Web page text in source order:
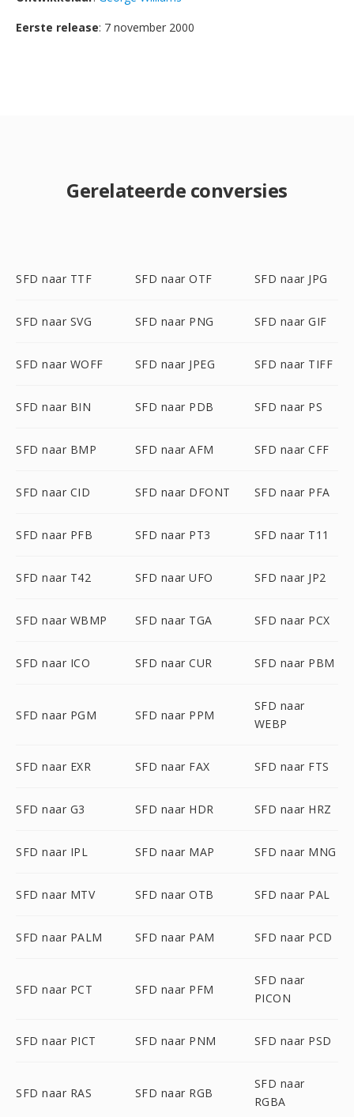
Eerste release: 7 november 2000
Gerelateerde conversies
SFD naar TTF SFD naar OTF SFD naar JPG
SFD naar SVG SFD naar PNG SFD naar GIF
SFD naar WOFF SFD naar JPEG SFD naar TIFF
SFD naar BIN SFD naar PDB SFD naar PS
SFD naar BMP SFD naar AFM SFD naar CFF
SFD naar CID SFD naar DFONT SFD naar PFA
SFD naar PFB SFD naar PT3 SFD naar T11
SFD naar T42 SFD naar UFO SFD naar JP2
SFD naar WBMP SFD naar TGA SFD naar PCX
SFD naar ICO SFD naar CUR SFD naar PBM
SFD naar PGM SFD naar PPM
SFD naar
WEBP
SFD naar EXR SFD naar FAX SFD naar FTS
SFD naar G3 SFD naar HDR SFD naar HRZ
SFD naar IPL SFD naar MAP SFD naar MNG
SFD naar MTV SFD naar OTB SFD naar PAL
SFD naar PALM SFD naar PAM SFD naar PCD
SFD naar PCT SFD naar PFM
SFD naar
PICON
SFD naar PICT SFD naar PNM SFD naar PSD
SFD naar RAS SFD naar RGB
SFD naar
RGBA